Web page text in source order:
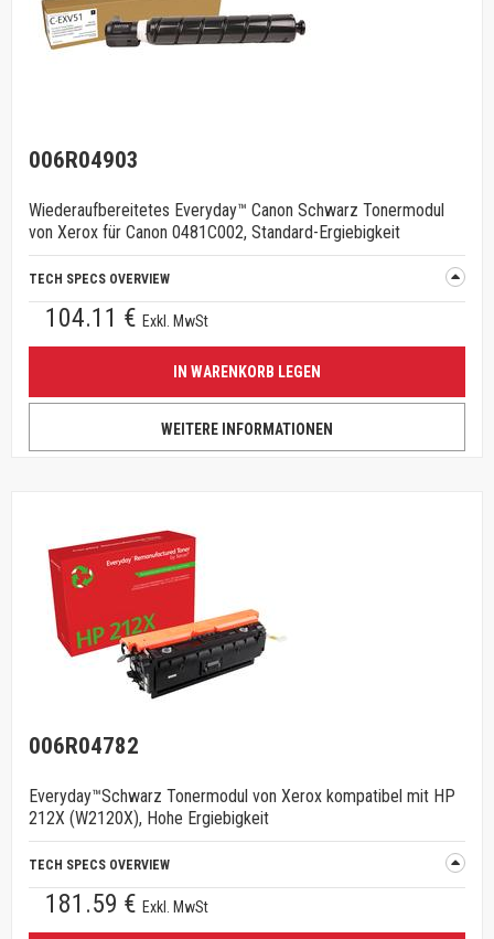
006R04903
Wiederaufbereitetes Everyday™ Canon Schwarz Tonermodul
von Xerox für Canon 0481C002, Standard-Ergiebigkeit
TECH SPECS OVERVIEW
104.11 € Exkl. MwSt
IN WARENKORB LEGEN
WEITERE INFORMATIONEN
006R04782
Everyday™Schwarz Tonermodul von Xerox kompatibel mit HP
212X (W2120X), Hohe Ergiebigkeit
TECH SPECS OVERVIEW
181.59 € Exkl. MwSt